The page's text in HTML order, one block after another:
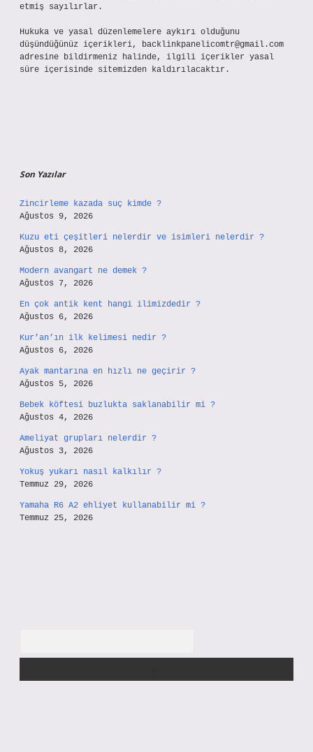
etmiş sayılırlar.
Hukuka ve yasal düzenlemelere aykırı olduğunu
düşündüğünüz içerikleri, backlinkpanelicomtr@gmail.com
adresine bildirmeniz halinde, ilgili içerikler yasal
süre içerisinde sitemizden kaldırılacaktır.
Son Yazılar
Zincirleme kazada suç kimde ?
Ağustos 9, 2026
Kuzu eti çeşitleri nelerdir ve isimleri nelerdir ?
Ağustos 8, 2026
Modern avangart ne demek ?
Ağustos 7, 2026
En çok antik kent hangi ilimizdedir ?
Ağustos 6, 2026
Kur’an’ın ilk kelimesi nedir ?
Ağustos 6, 2026
Ayak mantarına en hızlı ne geçirir ?
Ağustos 5, 2026
Bebek köftesi buzlukta saklanabilir mi ?
Ağustos 4, 2026
Ameliyat grupları nelerdir ?
Ağustos 3, 2026
Yokuş yukarı nasıl kalkılır ?
Temmuz 29, 2026
Yamaha R6 A2 ehliyet kullanabilir mi ?
Temmuz 25, 2026